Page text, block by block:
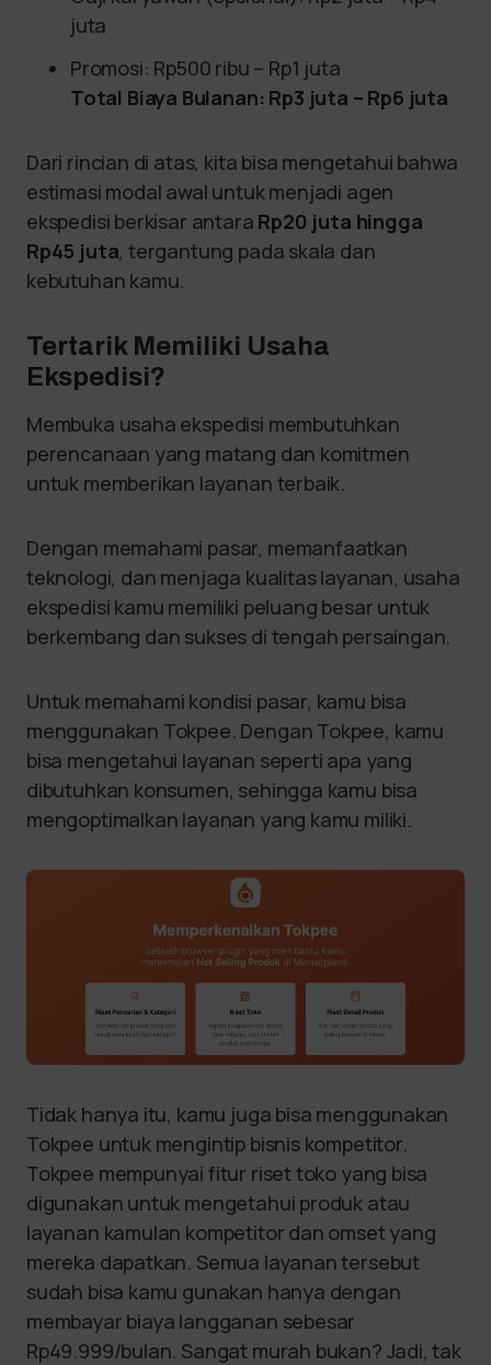
juta
Promosi: Rp500 ribu – Rp1 juta
Total Biaya Bulanan: Rp3 juta – Rp6 juta
Dari rincian di atas, kita bisa mengetahui bahwa
estimasi modal awal untuk menjadi agen
ekspedisi berkisar antara Rp20 juta hingga
Rp45 juta, tergantung pada skala dan
kebutuhan kamu.
Tertarik Memiliki Usaha
Ekspedisi?
Membuka usaha ekspedisi membutuhkan
perencanaan yang matang dan komitmen
untuk memberikan layanan terbaik.
Dengan memahami pasar, memanfaatkan
teknologi, dan menjaga kualitas layanan, usaha
ekspedisi kamu memiliki peluang besar untuk
berkembang dan sukses di tengah persaingan.
Untuk memahami kondisi pasar, kamu bisa
menggunakan Tokpee. Dengan Tokpee, kamu
bisa mengetahui layanan seperti apa yang
dibutuhkan konsumen, sehingga kamu bisa
mengoptimalkan layanan yang kamu miliki.
Tidak hanya itu, kamu juga bisa menggunakan
Tokpee untuk mengintip bisnis kompetitor.
Tokpee mempunyai fitur riset toko yang bisa
digunakan untuk mengetahui produk atau
layanan kamulan kompetitor dan omset yang
mereka dapatkan. Semua layanan tersebut
sudah bisa kamu gunakan hanya dengan
membayar biaya langganan sebesar
Rp49.999/bulan. Sangat murah bukan? Jadi, tak